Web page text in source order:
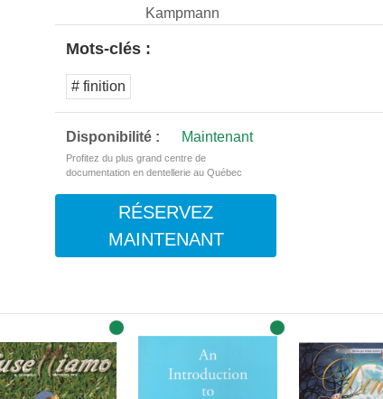
Kampmann
Mots-clés :
# finition
Disponibilité : Maintenant
Profitez du plus grand centre de
documentation en dentellerie au Québec
RÉSERVEZ
MAINTENANT